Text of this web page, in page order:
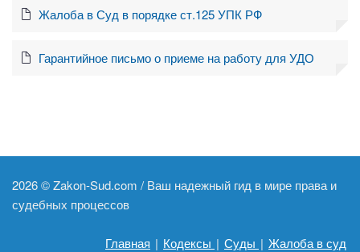
Жалоба в Суд в порядке ст.125 УПК РФ
Гарантийное письмо о приеме на работу для УДО
2026 ©Zakon-Sud.com / Ваш надежный гид в мире права и
судебных процессов
Главная | Кодексы | Суды | Жалоба в суд